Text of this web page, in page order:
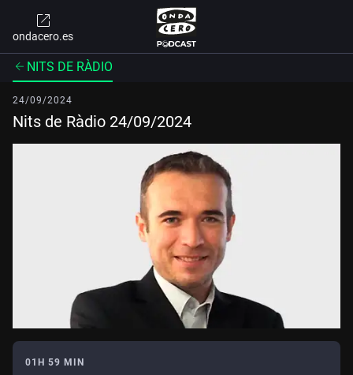
ondacero.es
NITS DE RÀDIO
24/09/2024
Nits de Ràdio 24/09/2024
01H 59 MIN